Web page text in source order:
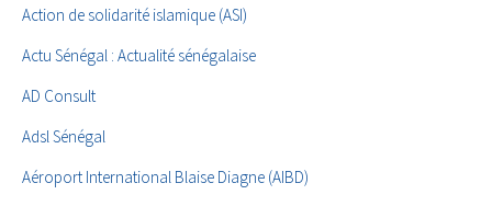
Action de solidarité islamique (ASI)
Actu Sénégal : Actualité sénégalaise
AD Consult
Adsl Sénégal
Aéroport International Blaise Diagne (AIBD)